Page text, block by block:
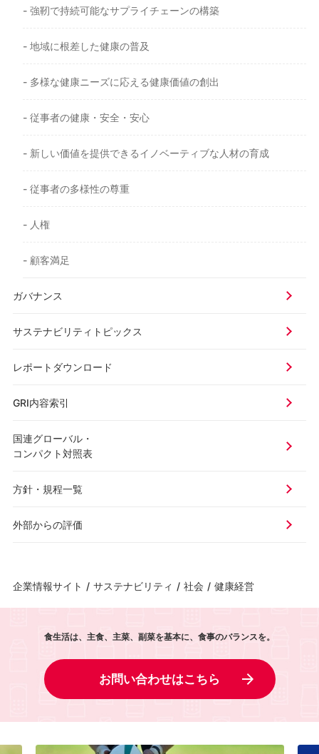
- 強靭で持続可能なサプライチェーンの構築
- 地域に根差した健康の普及
- 多様な健康ニーズに応える健康価値の創出
- 従事者の健康・安全・安心
- 新しい価値を提供できるイノベーティブな人材の育成
- 従事者の多様性の尊重
- 人権
- 顧客満足
ガバナンス
サステナビリティトピックス
レポートダウンロード
GRI内容索引
国連グローバル・
コンパクト対照表
方針・規程一覧
外部からの評価
企業情報サイト / サステナビリティ / 社会 / 健康経営
食生活は、主食、主菜、副菜を基本に、食事のバランスを。
お問い合わせはこちら